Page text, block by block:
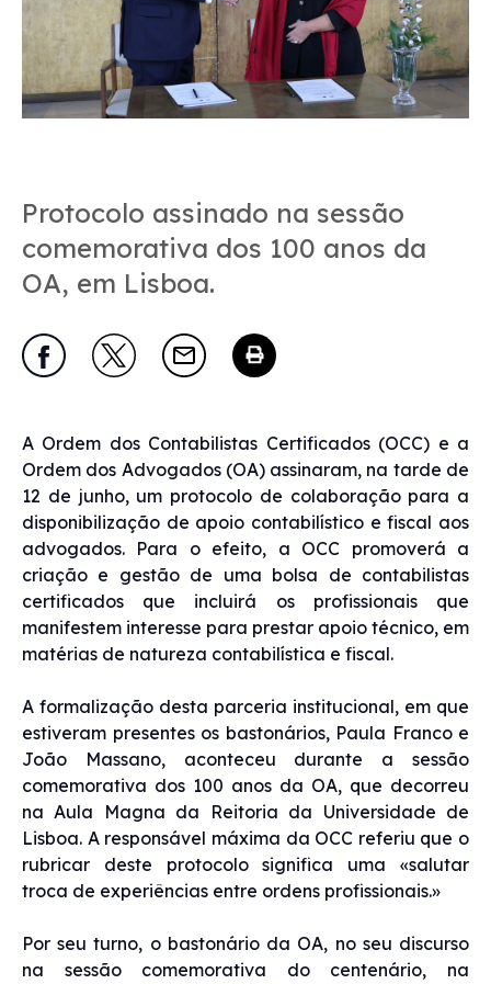
Protocolo assinado na sessão
comemorativa dos 100 anos da
OA, em Lisboa.
A Ordem dos Contabilistas Certificados (OCC) e a
Ordem dos Advogados (OA) assinaram, na tarde de
12 de junho, um protocolo de colaboração para a
disponibilização de apoio contabilístico e fiscal aos
advogados. Para o efeito, a OCC promoverá a
criação e gestão de uma bolsa de contabilistas
certificados que incluirá os profissionais que
manifestem interesse para prestar apoio técnico, em
matérias de natureza contabilística e fiscal.
A formalização desta parceria institucional, em que
estiveram presentes os bastonários, Paula Franco e
João Massano, aconteceu durante a sessão
comemorativa dos 100 anos da OA, que decorreu
na Aula Magna da Reitoria da Universidade de
Lisboa. A responsável máxima da OCC referiu que o
rubricar deste protocolo significa uma «salutar
troca de experiências entre ordens profissionais.»
Por seu turno, o bastonário da OA, no seu discurso
na sessão comemorativa do centenário, na